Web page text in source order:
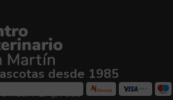
desde 1985